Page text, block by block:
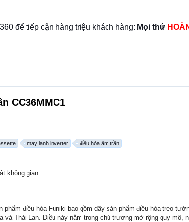
để tiếp cận hàng triệu khách hàng: Mọi thứ
CC36MMC1
may lanh inverter điều hòa âm trần
không gian
phẩm điều hòa Funiki bao gồm dãy sản phẩm điều hòa treo
và Thái Lan. Điều này nằm trong chủ trương mở rộng quy mô,